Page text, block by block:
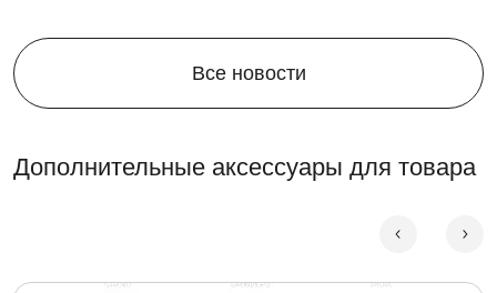
Все новости
Дополнительные аксессуары для товара